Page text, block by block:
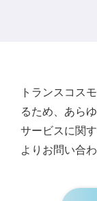
トランスコス
るため、あら
サービスに関
よりお問い合